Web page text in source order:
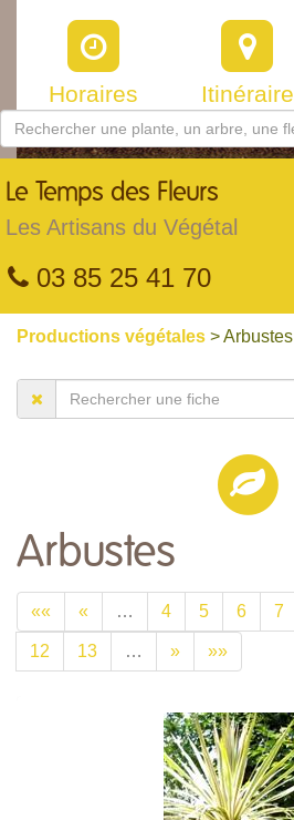
Horaires Itinéraire
Le Temps des Fleurs
Les Artisans du Végétal
03 85 25 41 70
Productions végétales > Arbustes
Arbustes
«« « … 4 5 6 7
12 13 … » »»